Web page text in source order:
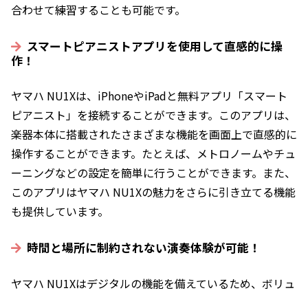
合わせて練習することも可能です。
スマートピアニストアプリを使用して直感的に操
作！
ヤマハ NU1Xは、iPhoneやiPadと無料アプリ「スマート
ピアニスト」を接続することができます。このアプリは、
楽器本体に搭載されたさまざまな機能を画面上で直感的に
操作することができます。たとえば、メトロノームやチュ
ーニングなどの設定を簡単に行うことができます。また、
このアプリはヤマハ NU1Xの魅力をさらに引き立てる機能
も提供しています。
時間と場所に制約されない演奏体験が可能！
ヤマハ NU1Xはデジタルの機能を備えているため、ボリュ